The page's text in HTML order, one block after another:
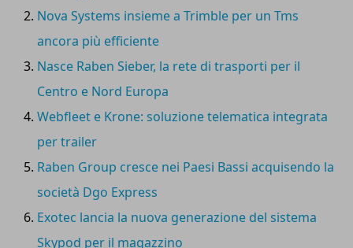
Nova Systems insieme a Trimble per un Tms
ancora più efficiente
Nasce Raben Sieber, la rete di trasporti per il
Centro e Nord Europa
Webfleet e Krone: soluzione telematica integrata
per trailer
Raben Group cresce nei Paesi Bassi acquisendo la
società Dgo Express
Exotec lancia la nuova generazione del sistema
Skypod per il magazzino